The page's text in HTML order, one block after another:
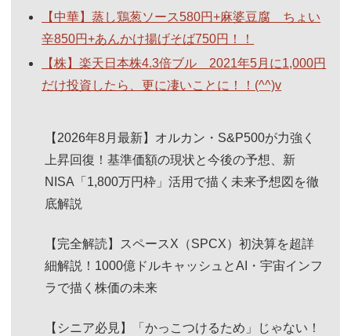
【中華】蒸し鶏葱ソース580円+麻婆豆腐 ちょい
辛850円+あんかけ揚げそば750円！！
【株】楽天日本株4.3倍ブル 2021年5月に1,000円
だけ投資したら、更に凄いことに！！(^^)v
【2026年8月最新】オルカン・S&P500が力強く
上昇回復！基準価額の現状と今後の予想、新
NISA「1,800万円枠」活用で描く未来予想図を徹
底解説
【完全解読】スペースX（SPCX）初決算を超詳
細解説！1000億ドルキャッシュとAI・宇宙インフ
ラで描く株価の未来
【シニア必見】「かっこつけるため」じゃない！